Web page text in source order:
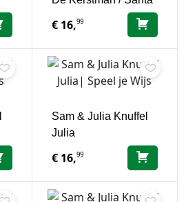
€16,99
Sam & Julia Knuffel
Julia
€16,99